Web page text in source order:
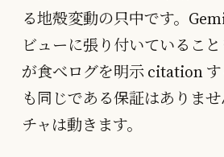
る地殻変動の只中です。
ビューに張り付いているこ
が食べログを明示 citation
も同じである保証はありま
チャは動きます。